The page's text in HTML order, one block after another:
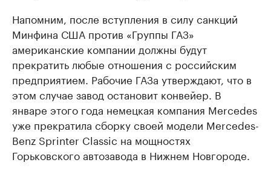
Напомним, после вступления в силу санкций
Минфина США против «Группы ГАЗ»
американские компании должны будут
прекратить любые отношения с российским
предприятием. Рабочие ГАЗа утверждают, что в
этом случае завод остановит конвейер. В
январе этого года немецкая компания Mercedes
уже прекратила сборку своей модели Mercedes-
Benz Sprinter Classic на мощностях
Горьковского автозавода в Нижнем Новгороде.